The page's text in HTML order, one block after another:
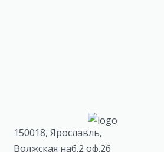
150018, Ярославль,
Волжская наб.2 оф.26